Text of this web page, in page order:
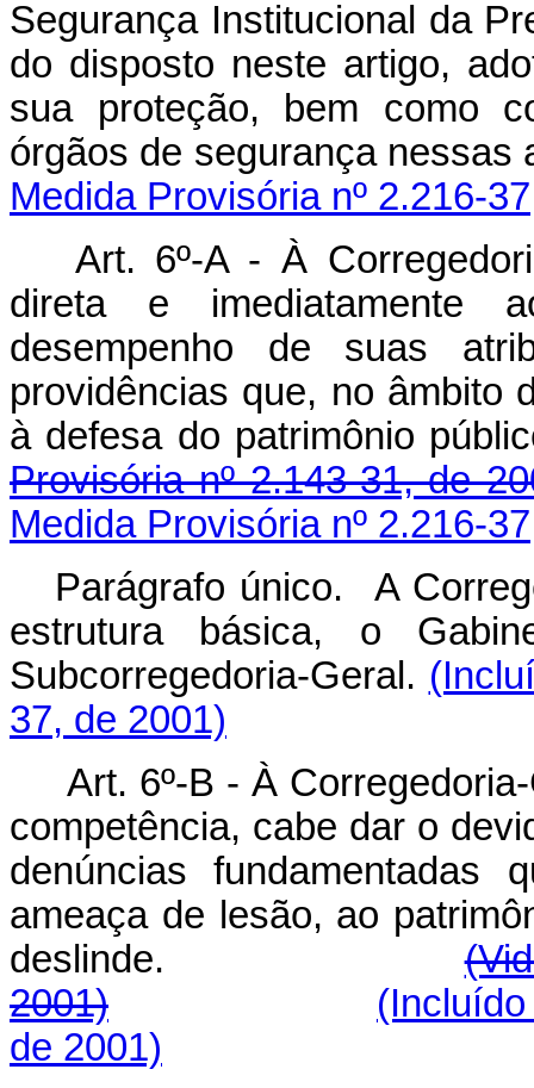
Segurança Institucional da
do disposto neste artigo,
sua proteção, bem como
órgãos de
Medida Provisória nº 2.216-
Art. 6º-A - À
direta e imediatamente
desempenho de suas
providências que, no âmbito
à defesa do patrimônio
Provisória nº 2.143-31, de
Medida Provisória nº 2.216-
Parágrafo único. A
estrutura básica, o
Subcorregedoria-Geral.
37, de 2001)
Art. 6º-B -À
competência, cabe dar o
denúncias fundamentadas
ameaça de lesão, ao
deslinde.
2001)
de 2001)